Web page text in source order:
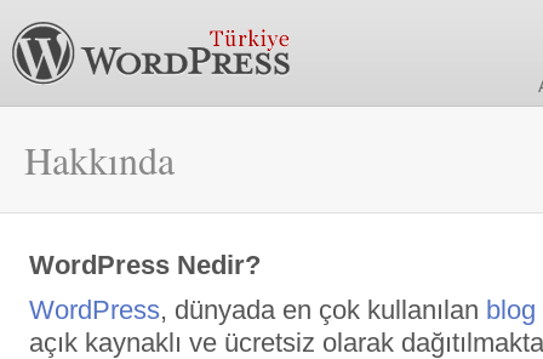
Hakkında
WordPress Nedir?
WordPress, dünyada en çok kullanılan blog
açık kaynaklı ve ücretsiz olarak